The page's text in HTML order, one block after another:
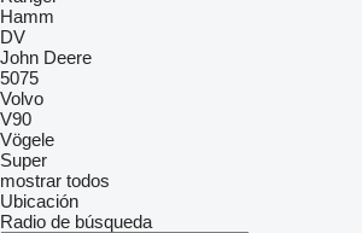
Hamm
DV
John Deere
5075
Volvo
V90
Vögele
Super
mostrar todos
Ubicación
Radio de búsqueda